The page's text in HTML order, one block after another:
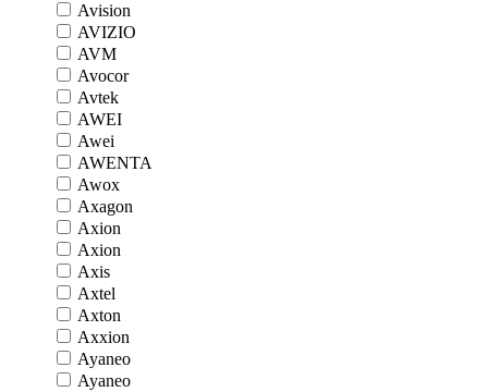
Avision
AVIZIO
AVM
Avocor
Avtek
AWEI
Awei
AWENTA
Awox
Axagon
Axion
Axion
Axis
Axtel
Axton
Axxion
Ayaneo
Ayaneo